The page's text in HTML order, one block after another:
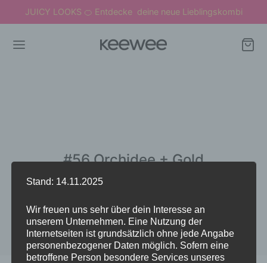
JUICY LOOKS 🍊 Entdecke deine neue Lieblingskombi
#56 Orchidee + Gold
Stand: 14.11.2025
Wir freuen uns sehr über dein Interesse an
unserem Unternehmen. Eine Nutzung der
Internetseiten ist grundsätzlich ohne jede Angabe
personenbezogener Daten möglich. Sofern eine
betroffene Person besondere Services unseres